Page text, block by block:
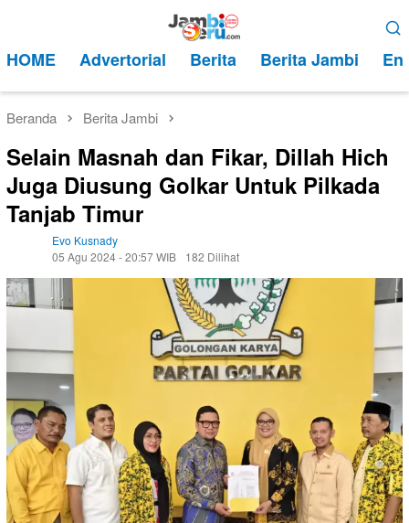
kontenMobile
HOME Advertorial Berita Berita Jambi
Beranda Berita Jambi
Selain Masnah dan Fikar, Dillah Hich
Juga Diusung Golkar Untuk Pilkada
Tanjab Timur
Evo Kusnady
05 Agu 2024 - 20:57 WIB
182 Dilihat